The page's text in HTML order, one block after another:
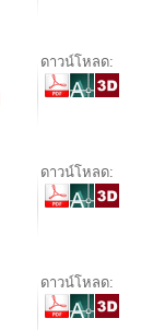
ดาวน์โหลด:
ดาวน์โหลด:
ดาวน์โหลด: